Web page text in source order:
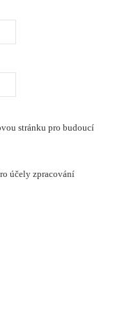
stránku pro budoucí
účely zpracování